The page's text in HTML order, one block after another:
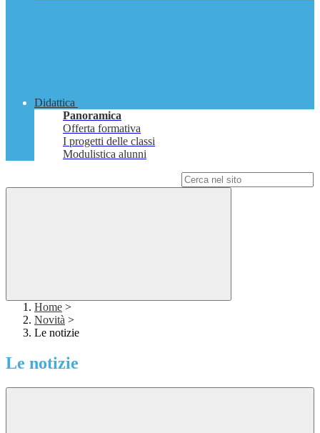
Didattica
Panoramica
Offerta formativa
I progetti delle classi
Modulistica alunni
Home >
Novità >
Le notizie
Le notizie